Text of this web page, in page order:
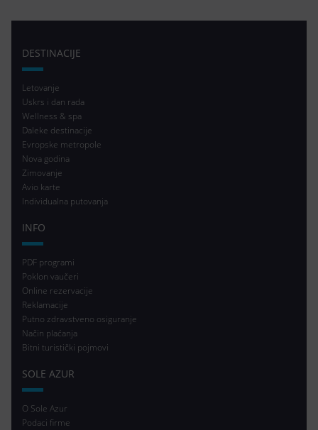
DESTINACIJE
Letovanje
Uskrs i dan rada
Wellness & spa
Daleke destinacije
Evropske metropole
Nova godina
Zimovanje
Avio karte
Individualna putovanja
INFO
PDF programi
Poklon vaučeri
Online rezervacije
Reklamacije
Putno zdravstveno osiguranje
Način plaćanja
Bitni turistički pojmovi
SOLE AZUR
O Sole Azur
Podaci firme